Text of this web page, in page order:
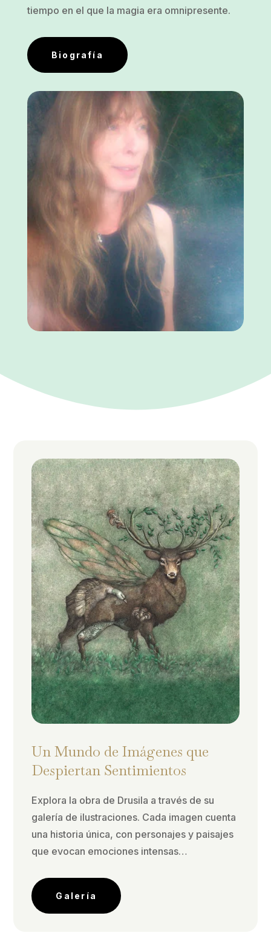
tiempo en el que la magia era omnipresente.
Biografía
Un Mundo de Imágenes que
Despiertan Sentimientos
Explora la obra de Drusila a través de su
galería de ilustraciones. Cada imagen cuenta
una historia única, con personajes y paisajes
que evocan emociones intensas…
Galería